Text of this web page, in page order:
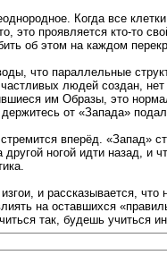
Когда все
это проявляется кто-то
об этом на каждом
что параллельные
людей создан,
им Образы, это
от «Запада»
вперёд. «Запад»
ногой идти назад, и
и рассказывается,
на оставшихся
так, будешь учиться